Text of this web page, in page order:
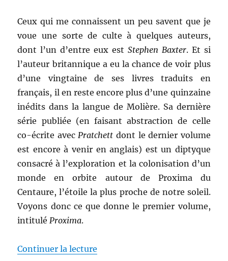
Ceux qui me connaissent un peu savent que je
voue une sorte de culte à quelques auteurs,
dont l’un d’entre eux est Stephen Baxter. Et si
l’auteur britannique a eu la chance de voir plus
d’une vingtaine de ses livres traduits en
français, il en reste encore plus d’une quinzaine
inédits dans la langue de Molière. Sa dernière
série publiée (en faisant abstraction de celle
co-écrite avecPratchett dont le dernier volume
est encore à venir en anglais) est un diptyque
consacré à l’exploration et la colonisation d’un
monde en orbite autour de Proxima du
Centaure, l’étoile la plus proche de notre soleil.
Voyons donc ce que donne le premier volume,
intituléProxima.
Continuer la lecture